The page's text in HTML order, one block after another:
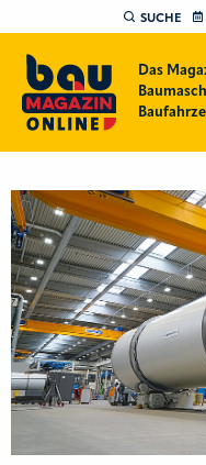
SUCHE
Das